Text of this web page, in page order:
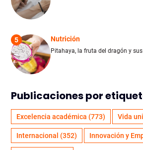
5 Nutrición
Pitahaya, la fruta del dragón y
Publicaciones por
Excelencia académica (773) Vida
Internacional (352) Innovación y